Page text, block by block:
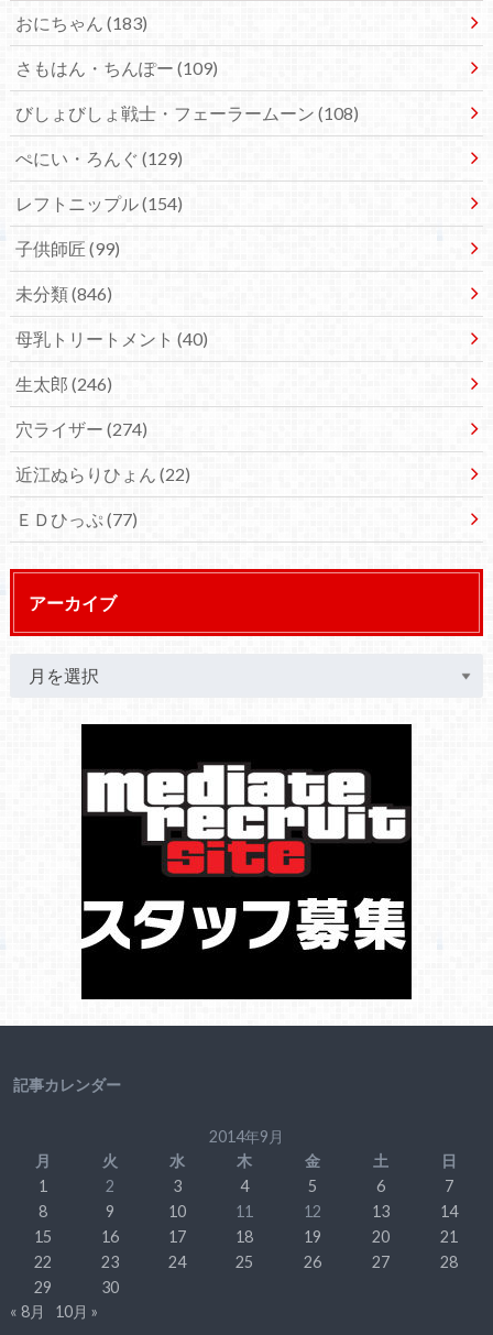
おにちゃん (183)
さもはん・ちんぽー (109)
びしょびしょ戦士・フェーラームーン (108)
ぺにい・ろんぐ (129)
レフトニップル(154)
子供師匠 (99)
未分類(846)
母乳トリートメント (40)
生太郎 (246)
穴ライザー (274)
近江ぬらりひょん (22)
ＥＤひっぷ(77)
アーカイブ
記事カレンダー
2014年9月
月
火 水 木 金 土
日
1
2 3 4 5 6
7
8
9 10 11 12 13
14
15
16 17 18 19 20
21
22
23 24 25 26 27
28
29
30
« 8月
10月 »